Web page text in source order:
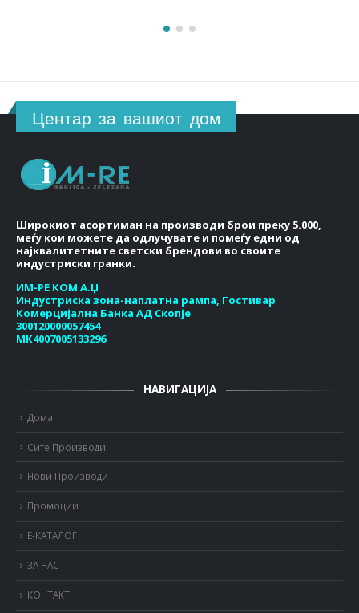
Центар за вашиот дом
Широкиот асортиман на производи брои преку 5.000,
меѓу кои можете да одлучувате и помеѓу едни од
најквалитетните светски брендови во своите
индустриски гранки.
ИМ-РЕ КОМ А.Џ
Индустриска зона-наплатна рампа, Гостивар
Комерцијална Банка АД Скопје
300120000057454
МК4007005133296
НАВИГАЦИЈА
Дома
Сите Производи
Нови Производи
Промоции
Е-КАТАЛОГ
ЗА НАС
КОНТАКТ